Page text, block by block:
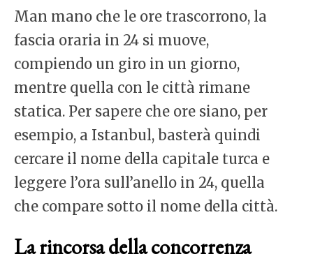
Man mano che le ore trascorrono, la
fascia oraria in 24 si muove,
compiendo un giro in un giorno,
mentre quella con le città rimane
statica. Per sapere che ore siano, per
esempio, a Istanbul, basterà quindi
cercare il nome della capitale turca e
leggere l’ora sull’anello in 24, quella
che compare sotto il nome della città.
La rincorsa della concorrenza